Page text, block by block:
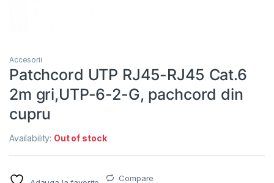
Accesorii
Patchcord UTP RJ45-RJ45 Cat.6
2m gri,UTP-6-2-G, pachcord din
cupru
Availability: Out of stock
Compare